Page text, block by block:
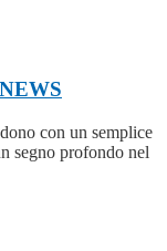
NEWS
con un semplice
segno profondo nel